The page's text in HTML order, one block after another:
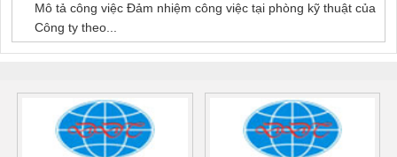
Mô tả công việc Đảm nhiệm công việc tại phòng kỹ thuật của
Công ty theo...